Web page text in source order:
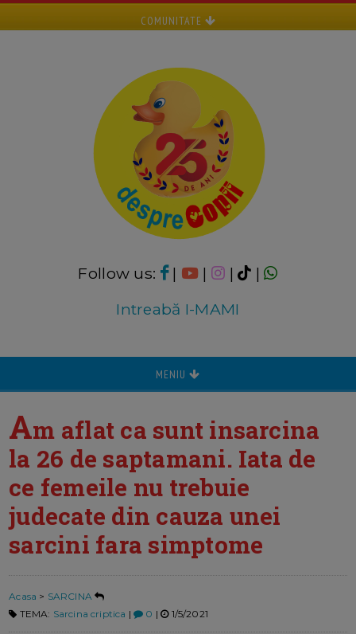
COMUNITATE
Follow us: | | |
|
Intreabă I-MAMI
MENIU
Am aflat ca sunt insarcina
la 26 de saptamani. Iata de
ce femeile nu trebuie
judecate din cauza unei
sarcini fara simptome
Acasa > SARCINA
TEMA: Sarcina criptica | 0 | 1/5/2021